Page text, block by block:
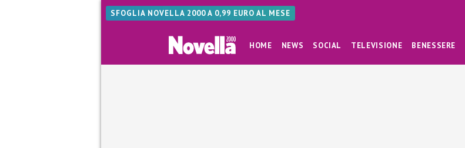
SFOGLIA NOVELLA 2000 A 0,99 EURO AL MESE
HOME NEWS SOCIAL TELEVISIONE BENESSERE